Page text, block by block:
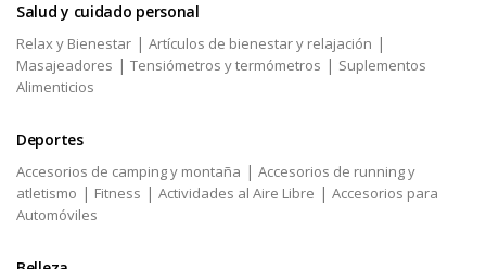
Salud y cuidado personal
Relax y Bienestar | Artículos de bienestar y relajación |
Masajeadores | Tensiómetros y termómetros | Suplementos
Alimenticios
Deportes
Accesorios de camping y montaña | Accesorios de running y
atletismo | Fitness | Actividades al Aire Libre | Accesorios para
Automóviles